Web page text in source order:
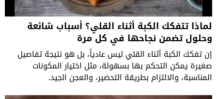
لماذا تتفكك الكبة أثناء القلي؟ أسباب شائعة
وحلول تضمن نجاحها في كل مرة
إن تفكك الكبة أثناء القلي ليس عادياً، بل هو نتيجة تفاصيل
صغيرة يمكن التحكم بها بسهولة، مثل اختيار المكونات
المناسبة، والالتزام بطريقة التحضير، والعجن الجيد.